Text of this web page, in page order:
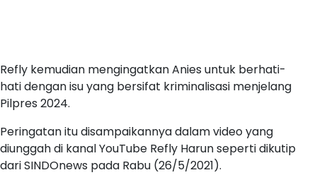
Refly kemudian mengingatkan Anies untuk berhati-
hati dengan isu yang bersifat kriminalisasi menjelang
Pilpres 2024.
Peringatan itu disampaikannya dalam video yang
diunggah di kanal YouTube Refly Harun seperti dikutip
dari SINDOnews pada Rabu (26/5/2021).